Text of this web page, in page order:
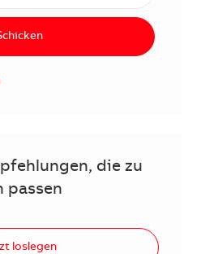
die zu
passen
loslegen